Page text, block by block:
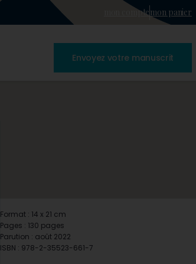
mon comptemon panier
Envoyez votre manuscrit
Format : 14 x 21 cm
Pages : 130 pages
Parution : août 2022
ISBN : 978-2-35523-661-7